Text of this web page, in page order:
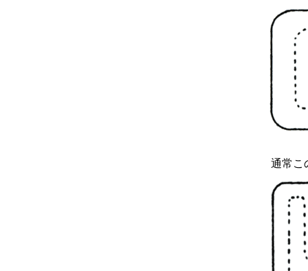
通常こ